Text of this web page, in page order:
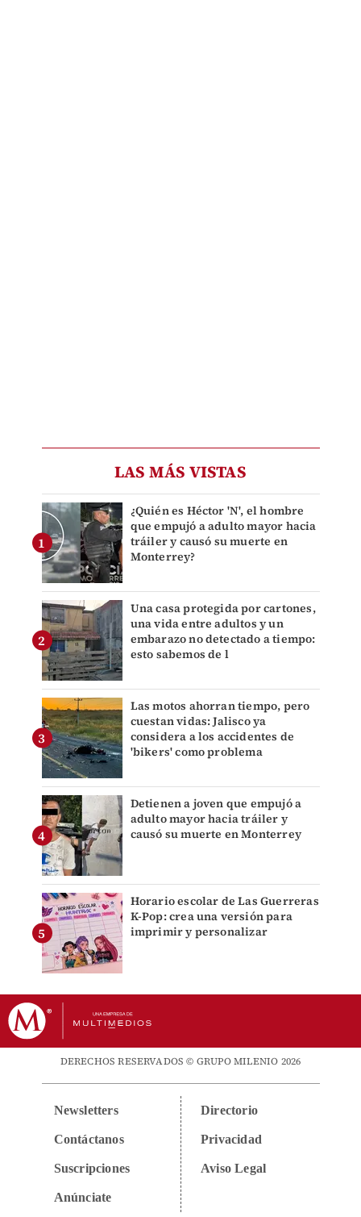
LAS MÁS VISTAS
¿Quién es Héctor 'N', el hombre
que empujó a adulto mayor hacia
tráiler y causó su muerte en
Monterrey?
Una casa protegida por cartones,
una vida entre adultos y un
embarazo no detectado a tiempo:
esto sabemos de l
Las motos ahorran tiempo, pero
cuestan vidas: Jalisco ya
considera a los accidentes de
'bikers' como problema
Detienen a joven que empujó a
adulto mayor hacia tráiler y
causó su muerte en Monterrey
Horario escolar de Las Guerreras
K-Pop: crea una versión para
imprimir y personalizar
DERECHOS RESERVADOS © GRUPO MILENIO 2026
Newsletters
Contáctanos
Suscripciones
Anúnciate
Directorio
Privacidad
Aviso Legal